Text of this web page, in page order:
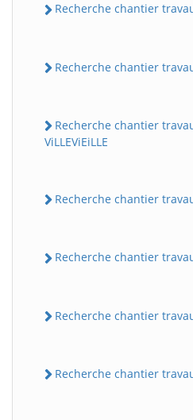
Recherche chantier
Recherche chantier
Recherche chantier
ViLLEViEiLLE
Recherche chantier
Recherche chantier
Recherche chantier
Recherche chantier